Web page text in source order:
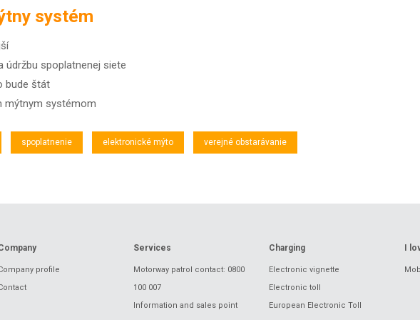
systém
údržbu spoplatnenej siete
bude štát
mýtnym systémom
spoplatnenie elektronické mýto verejné obstarávanie
profile
Services
Motorway patrol contact: 0800
100 007
Information and sales point
Charging
Electronic vignette
Electronic toll
European Electronic Toll
I